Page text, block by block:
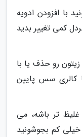
با افزودن ادویه
کمی تغییر بدید
رو حذف یا با
کالری سس پایین
تر باشه، می
کم بجوشونید